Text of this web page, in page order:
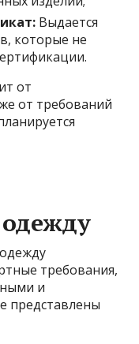
Выдается
которые не
от
от требований
требования,
и
представлены